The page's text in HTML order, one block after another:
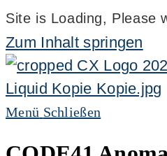
Site is Loading, Please
Zum Inhalt springen
Menü Schließen